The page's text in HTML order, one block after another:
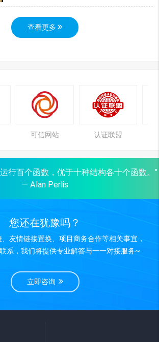
查看更多
可信网站 认证联盟
行百个函数，优于十种结构各十个函数。"
— Alan Perlis
您还在犹豫吗？
友情链接置换、项目商务合作等相关事宜，
系，我们将提供专业解答与一一对接服务~
立即咨询